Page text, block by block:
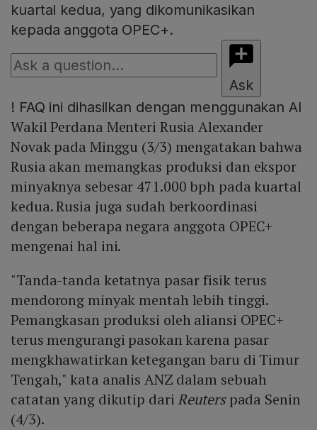
kuartal kedua, yang dikomunikasikan
kepada anggota OPEC+.
Ask
! FAQ ini dihasilkan dengan menggunakan AI
Wakil Perdana Menteri Rusia Alexander
Novak pada Minggu (3/3) mengatakan bahwa
Rusia akan memangkas produksi dan ekspor
minyaknya sebesar 471.000 bph pada kuartal
kedua. Rusia juga sudah berkoordinasi
dengan beberapa negara anggota OPEC+
mengenai hal ini.
"Tanda-tanda ketatnya pasar fisik terus
mendorong minyak mentah lebih tinggi.
Pemangkasan produksi oleh aliansi OPEC+
terus mengurangi pasokan karena pasar
mengkhawatirkan ketegangan baru di Timur
Tengah," kata analis ANZ dalam sebuah
catatan yang dikutip dari Reuterspada Senin
(4/3).